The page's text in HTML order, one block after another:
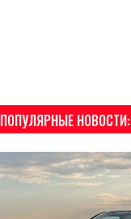
ПОПУЛЯРНЫЕ НОВОСТИ: